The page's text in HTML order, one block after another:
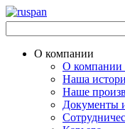
О компании
О компании
Наша
Наше
Документы